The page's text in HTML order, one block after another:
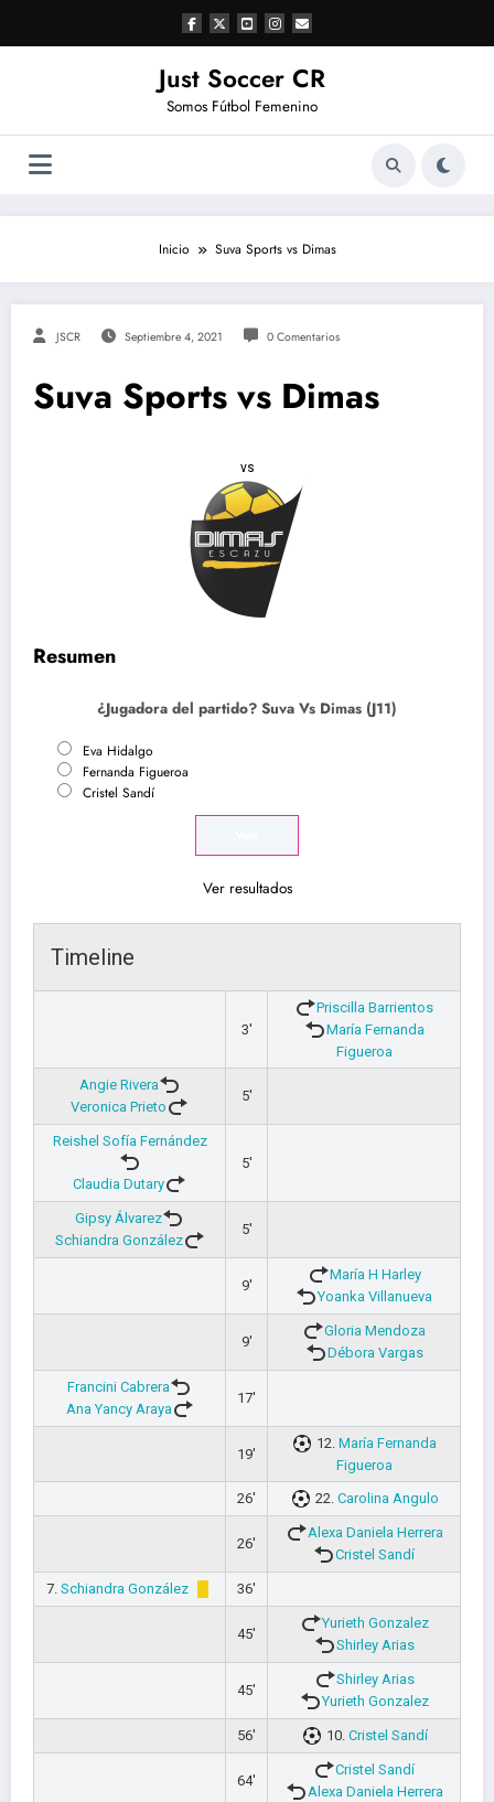
contenido
Just Soccer CR
Somos Fútbol Femenino
Inicio Suva Sports vs Dimas
JSCR Septiembre 4, 2021 0 Comentarios
Suva Sports vs Dimas
vs
Resumen
¿Jugadora del partido? Suva Vs Dimas (J11)
Eva Hidalgo
Fernanda Figueroa
Cristel Sandí
Ver resultados
Timeline
3'
Priscilla Barrientos
María Fernanda
Figueroa
Angie Rivera
Veronica Prieto
5'
Reishel Sofía Fernández
Claudia Dutary
5'
Gipsy Álvarez
Schiandra González
5'
9'
María H Harley
Yoanka Villanueva
9'
Gloria Mendoza
Débora Vargas
Francini Cabrera
Ana Yancy Araya
17'
19'
12. María Fernanda
Figueroa
26'
22. Carolina Angulo
26'
Alexa Daniela Herrera
Cristel Sandí
7. Schiandra González 36'
45'
Yurieth Gonzalez
Shirley Arias
45'
Shirley Arias
Yurieth Gonzalez
56' 10. Cristel Sandí
64'
Cristel Sandí
Alexa Daniela Herrera